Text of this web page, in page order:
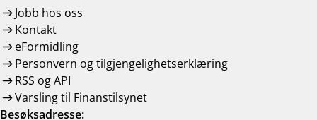
Jobb hos oss
Kontakt
eFormidling
Personvern og tilgjengelighetserklæring
RSS og API
Varsling til Finanstilsynet
Besøksadresse: